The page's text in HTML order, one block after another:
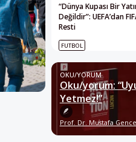
“Dünya Kupası Bir
Değildir”: UEFA’dan
Resti
FUTBOL
OKU/YORUM
Oku/yorum:
Yetmez!”
Prof. Dr. Mustafa